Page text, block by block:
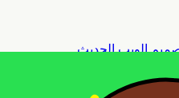
الويب الحديث